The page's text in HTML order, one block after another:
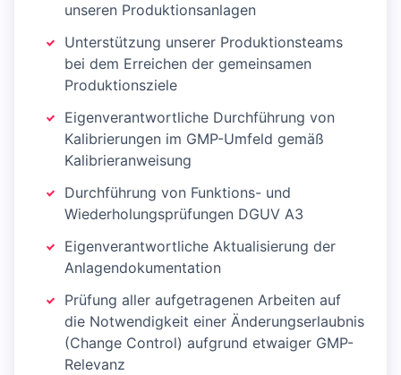
unseren Produktionsanlagen
Unterstützung unserer Produktionsteams
bei dem Erreichen der gemeinsamen
Produktionsziele
Eigenverantwortliche Durchführung von
Kalibrierungen im GMP-Umfeld gemäß
Kalibrieranweisung
Durchführung von Funktions- und
Wiederholungsprüfungen DGUV A3
Eigenverantwortliche Aktualisierung der
Anlagendokumentation
Prüfung aller aufgetragenen Arbeiten auf
die Notwendigkeit einer Änderungserlaubnis
(Change Control) aufgrund etwaiger GMP-
Relevanz